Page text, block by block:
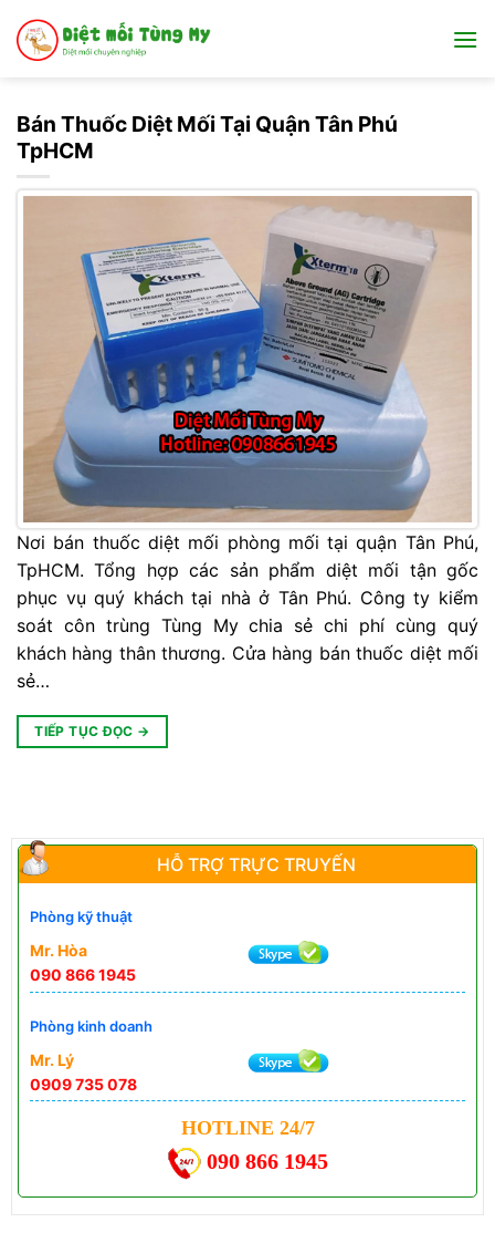
qua
HỖ TRỢ TRỰC TRUYẾN
Phòng kỹ thuật
Mr. Hòa
090 866 1945
Phòng kinh doanh
Mr. Lý
0909 735 078
HOTLINE 24/7
090 866 1945
Bán Thuốc Diệt Mối Tại Quận Tân Phú
TpHCM
Nơi bán thuốc diệt mối phòng mối tại quận Tân Phú,
TpHCM. Tổng hợp các sản phẩm diệt mối tận gốc
phục vụ quý khách tại nhà ở Tân Phú. Công ty kiểm
soát côn trùng Tùng My chia sẻ chi phí cùng quý
khách hàng thân thương. Cửa hàng bán thuốc diệt mối
sẻ…
TIẾP TỤC ĐỌC →